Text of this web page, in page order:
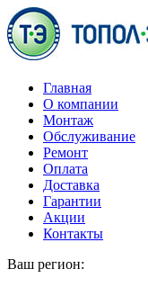
Главная
О компании
Монтаж
Обслуживание
Ремонт
Оплата
Доставка
Гарантии
Акции
Контакты
Ваш регион: